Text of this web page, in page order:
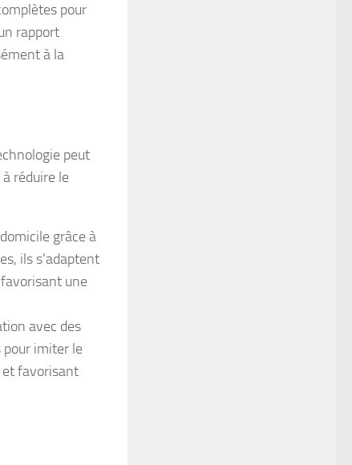
pour
rapport
à la
peut
réduire le
grâce à
ils s’adaptent
une
avec des
pour imiter le
et favorisant